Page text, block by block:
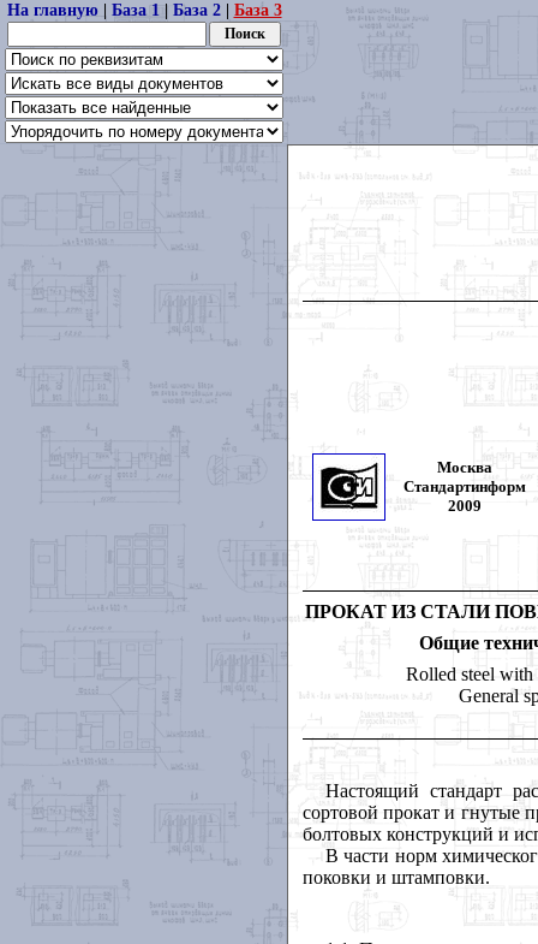
На главную| База 1| База 2| База 3
Москва
Стандартинформ
2009
ПРОКАТ ИЗ СТАЛИ
Общие
Rolled steel with
General
Настоящий стандарт
сортовой прокат и гнутые
болтовых конструкций и
В части норм
поковки и штамповки.